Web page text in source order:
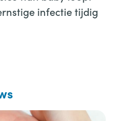
infectie tijdig